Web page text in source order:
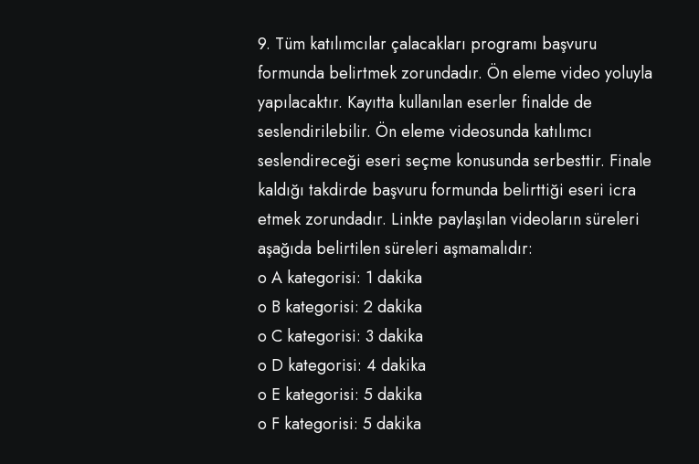
9. Tüm katılımcılar çalacakları programı başvuru
formunda belirtmek zorundadır. Ön eleme video yoluyla
yapılacaktır. Kayıtta kullanılan eserler finalde de
seslendirilebilir. Ön eleme videosunda katılımcı
seslendireceği eseri seçme konusunda serbesttir. Finale
kaldığı takdirde başvuru formunda belirttiği eseri icra
etmek zorundadır. Linkte paylaşılan videoların süreleri
aşağıda belirtilen süreleri aşmamalıdır:
o A kategorisi: 1 dakika
o B kategorisi: 2 dakika
o C kategorisi: 3 dakika
o D kategorisi: 4 dakika
o E kategorisi: 5 dakika
o F kategorisi: 5 dakika